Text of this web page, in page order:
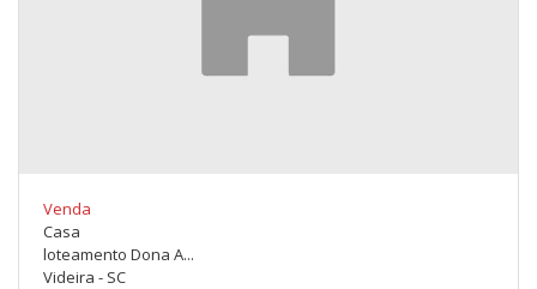
Venda
Casa
loteamento Dona A...
Videira - SC